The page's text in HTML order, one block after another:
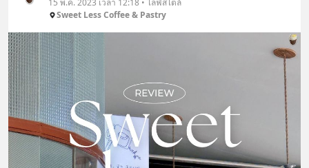
15 พ.ค. 2023 เวลา 12:18 • ไลฟ์สไตล์
Sweet Less Coffee & Pastry